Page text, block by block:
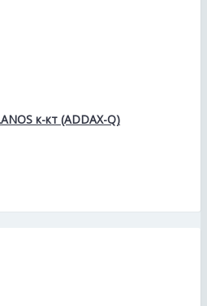
к-кт (ADDAX-Q)